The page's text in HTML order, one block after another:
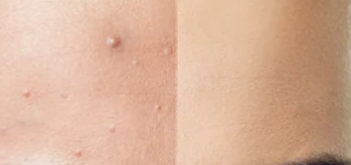
進行修護。它可以有效清理毛孔，溶解黑頭
粉刺及酒糟，減少毛囊阻塞導致的發炎問題
同時，它還能加速皮膚的新陳代謝，增強抵